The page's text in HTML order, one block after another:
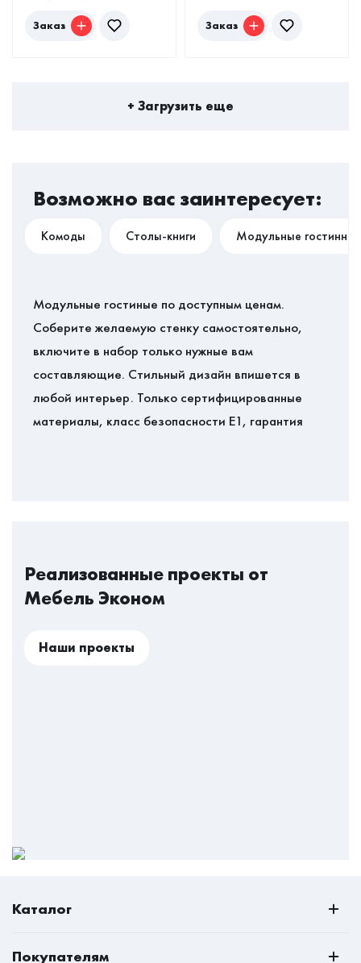
Заказ Заказ
+ Загрузить еще
Возможно вас заинтересует:
Комоды Столы-книги Модульные гостинные
Модульные гостиные по доступным ценам.
Соберите желаемую стенку самостоятельно,
включите в набор только нужные вам
составляющие. Стильный дизайн впишется в
любой интерьер. Только сертифицированные
материалы, класс безопасности Е1, гарантия
Реализованные проекты от
Мебель Эконом
Наши проекты
Каталог
Покупателям